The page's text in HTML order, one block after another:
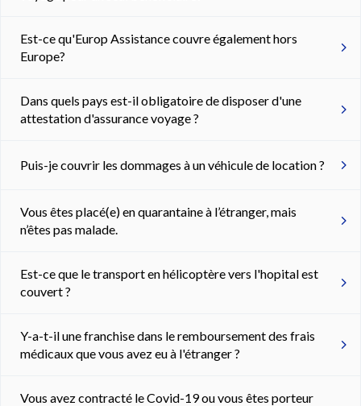
Est-ce qu'Europ Assistance couvre également hors
Europe?
Dans quels pays est-il obligatoire de disposer d'une
attestation d'assurance voyage ?
Puis-je couvrir les dommages à un véhicule de location ?
Vous êtes placé(e) en quarantaine à l’étranger, mais
n’êtes pas malade.
Est-ce que le transport en hélicoptère vers l'hopital est
couvert ?
Y-a-t-il une franchise dans le remboursement des frais
médicaux que vous avez eu à l'étranger ?
Vous avez contracté le Covid-19 ou vous êtes porteur